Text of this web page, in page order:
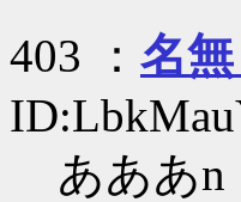
403 ： 名
あああn